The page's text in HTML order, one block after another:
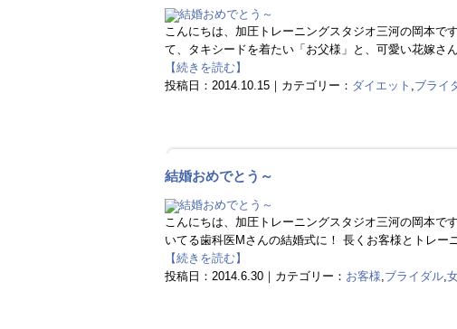
こんにちは、加圧トレーニングスタジオ三河の岡本で
て、タキシードを着たい「お父様」と、可愛い花嫁さ
【続きを読む】
投稿日：2014.10.15｜カテゴリー： ダイエット ブライ
結婚おめでとう～
こんにちは、加圧トレーニングスタジオ三河の岡本
いてる歯科医Mさんの結婚式に！ 長くお客様とトレー
【続きを読む】
投稿日：2014.6.30｜カテゴリー： お客様 ブライダル